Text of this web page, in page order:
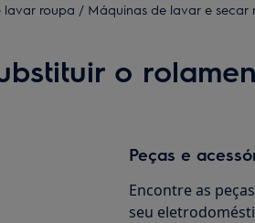
roupa / Máquinas de lavar e secar
o
Peças e
Encontre as
seu